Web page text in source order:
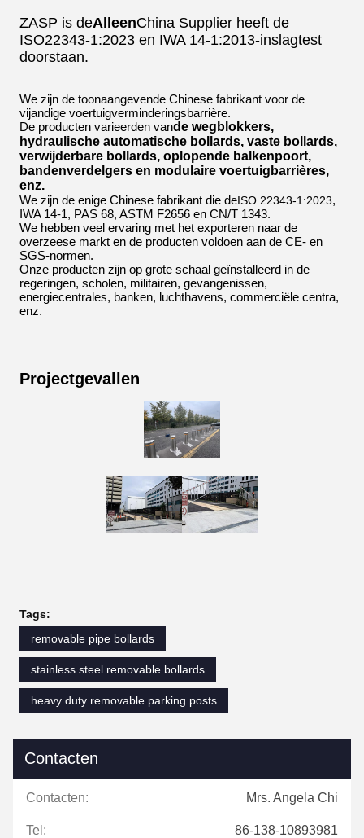
ZASP is deAlleenChina Supplier heeft de
ISO22343-1:2023 en IWA 14-1:2013-inslagtest
doorstaan.
We zijn de toonaangevende Chinese fabrikant voor de
vijandige voertuigverminderingsbarrière.
De producten varieerden vande wegblokkers,
hydraulische automatische bollards, vaste bollards,
verwijderbare bollards, oplopende balkenpoort,
bandenverdelgers en modulaire voertuigbarrières,
enz.
We zijn de enige Chinese fabrikant die deISO 22343-1:2023,
IWA 14-1, PAS 68, ASTM F2656 en CN/T 1343.
We hebben veel ervaring met het exporteren naar de
overzeese markt en de producten voldoen aan de CE- en
SGS-normen.
Onze producten zijn op grote schaal geïnstalleerd in de
regeringen, scholen, militairen, gevangenissen,
energiecentrales, banken, luchthavens, commerciële centra,
enz.
Projectgevallen
Tags:
removable pipe bollards
stainless steel removable bollards
heavy duty removable parking posts
Contacten
Contacten: Mrs. Angela Chi
Tel: 86-138-10893981